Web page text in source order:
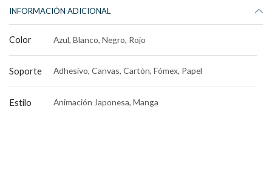
INFORMACIÓN ADICIONAL
Color Azul, Blanco, Negro, Rojo
Soporte Adhesivo, Canvas, Cartón, Fómex, Papel
Estilo Animación Japonesa, Manga